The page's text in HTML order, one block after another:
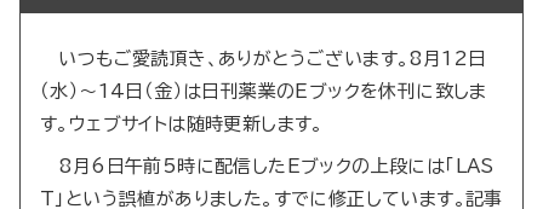
いつもご愛読頂き、ありがとうございます。8月12日
（水）～14日（金）は日刊薬業のEブックを休刊に致しま
す。ウェブサイトは随時更新します。
8月6日午前5時に配信したEブックの上段には「LAS
T」という誤植がありました。すでに修正しています。記事